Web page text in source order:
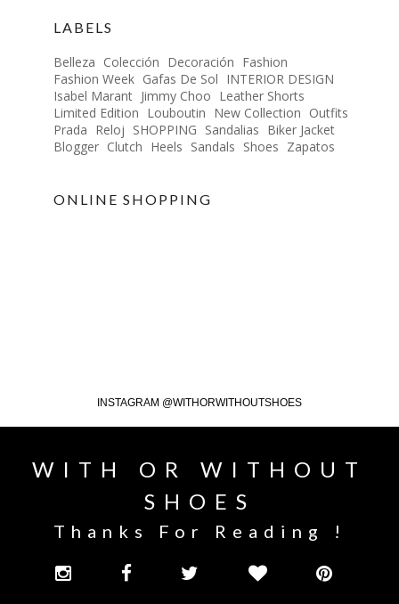
LABELS
Belleza Colección Decoración Fashion
Fashion Week Gafas De Sol INTERIOR DESIGN
Isabel Marant Jimmy Choo Leather Shorts
Limited Edition Louboutin New Collection Outfits
Prada Reloj SHOPPING Sandalias Biker Jacket
Blogger Clutch Heels Sandals Shoes Zapatos
ONLINE SHOPPING
INSTAGRAM @WITHORWITHOUTSHOES
WITH OR WITHOUT
SHOES
Thanks For Reading !